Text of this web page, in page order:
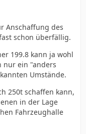
Anschaffung des
schon überfällig.
199.8 kann ja wohl
nur ein "anders
Umstände.
250t schaffen kann,
in der Lage
Fahrzeughalle